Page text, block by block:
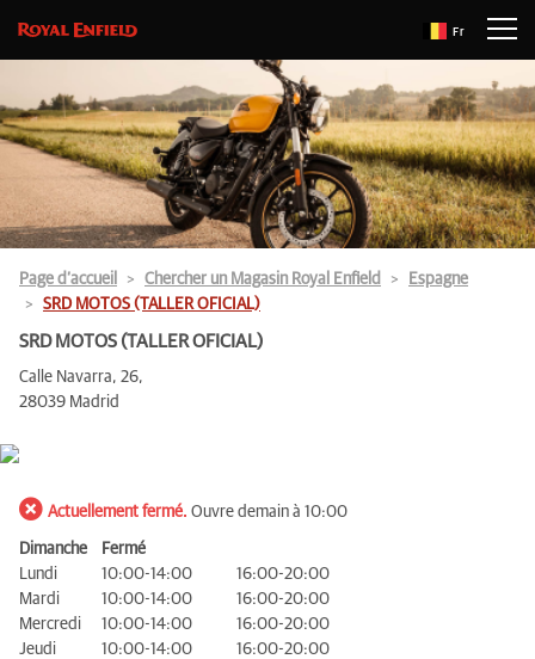
Fr
Page d’accueil Chercher un Magasin Royal Enfield
Espagne
SRD MOTOS (TALLER OFICIAL)
SRD MOTOS (TALLER OFICIAL)
Calle Navarra, 26,
28039 Madrid
Actuellement fermé. Ouvre demain à 10:00
Dimanche
Fermé
Lundi
10:00-14:00
16:00-20:00
Mardi
10:00-14:00
16:00-20:00
Mercredi
10:00-14:00
16:00-20:00
Jeudi
10:00-14:00
16:00-20:00